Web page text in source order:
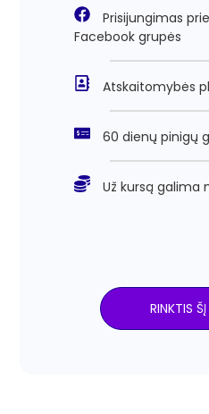
Prisijungimas
Facebook grupės
Atskaitomybės
60 dienų pinigų
Už kursą galima
RINKTIS